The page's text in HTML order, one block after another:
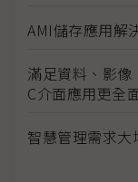
AMI儲存應用解
滿足資料、影
C介面應用更全
智慧管理需求大